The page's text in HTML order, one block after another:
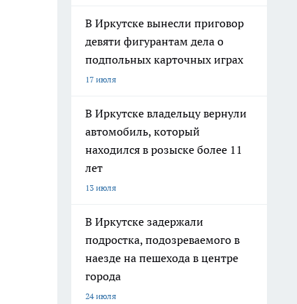
В Иркутске вынесли приговор
девяти фигурантам дела о
подпольных карточных играх
17 июля
В Иркутске владельцу вернули
автомобиль, который
находился в розыске более 11
лет
13 июля
В Иркутске задержали
подростка, подозреваемого в
наезде на пешехода в центре
города
24 июля